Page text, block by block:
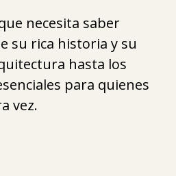
necesita saber
su rica historia y su
hasta los
para quienes
vez.